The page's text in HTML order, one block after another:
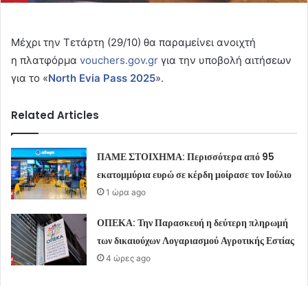
Μέχρι την Τετάρτη (29/10) θα παραμείνει ανοιχτή
η πλατφόρμα vouchers.gov.gr για την υποβολή αιτήσεων
για το «North Evia Pass 2025».
Related Articles
ΠΑΜΕ ΣΤΟΙΧΗΜΑ: Περισσότερα από 95
εκατομμύρια ευρώ σε κέρδη μοίρασε τον Ιούλιο
1 ώρα ago
ΟΠΕΚΑ: Την Παρασκευή η δεύτερη πληρωμή
των δικαιούχων Λογαριασμού Αγροτικής Εστίας
4 ώρες ago